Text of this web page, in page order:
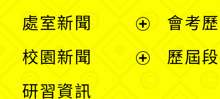
處室新聞
校園新聞
研習資訊
會考
歷屆